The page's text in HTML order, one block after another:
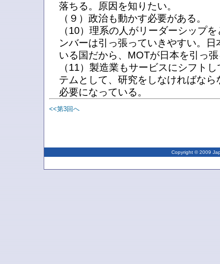
落ちる。原因を知りたい。
（９）政治も動かす必要がある。
（10）理系の人がリーダーシップ
ンバーは引っ張っていきやすい。
いる国だから、MOTが日本を引っ
（11）製造業もサービスにシフト
テムとして、研究をしなければな
必要になっている。
<<第3回へ
Copyright © 2009